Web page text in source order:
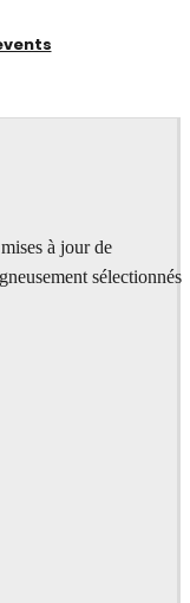
à jour de
sélectionnés